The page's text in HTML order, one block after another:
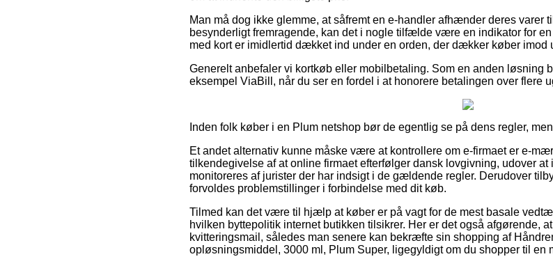
Man må dog ikke glemme, at såfremt en e-handler afhænder deres varer
besynderligt fremragende, kan det i nogle tilfælde være en indikator for
med kort er imidlertid dækket ind under en orden, der dækker køber imod
Generelt anbefaler vi kortkøb eller mobilbetaling. Som en anden løsning
eksempel ViaBill, når du ser en fordel i at honorere betalingen over flere
Inden folk køber i en Plum netshop bør de egentlig se på dens regler,
Et andet alternativ kunne måske være at kontrollere om e-firmaet er e-
tilkendegivelse af at online firmaet efterfølger dansk lovgivning, udover at
monitoreres af jurister der har indsigt i de gældende regler. Derudover
forvoldes problemstillinger i forbindelse med dit køb.
Tilmed kan det være til hjælp at køber er på vagt for de mest basale
hvilken byttepolitik internet butikken tilsikrer. Her er det også afgørende,
kvitteringsmail, således man senere kan bekræfte sin shopping af
opløsningsmiddel, 3000 ml, Plum Super, ligegyldigt om du shopper til en